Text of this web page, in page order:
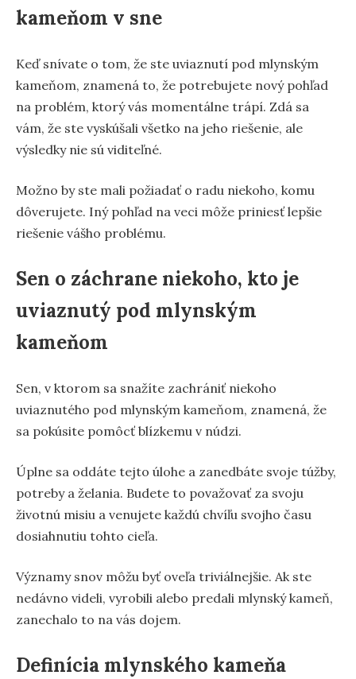
kameňom v sne
Keď snívate o tom, že ste uviaznutí pod mlynským
kameňom, znamená to, že potrebujete nový pohľad
na problém, ktorý vás momentálne trápí. Zdá sa
vám, že ste vyskúšali všetko na jeho riešenie, ale
výsledky nie sú viditeľné.
Možno by ste mali požiadať o radu niekoho, komu
dôverujete. Iný pohľad na veci môže priniesť lepšie
riešenie vášho problému.
Sen o záchrane niekoho, kto je
uviaznutý pod mlynským
kameňom
Sen, v ktorom sa snažíte zachrániť niekoho
uviaznutého pod mlynským kameňom, znamená, že
sa pokúsite pomôcť blízkemu v núdzi.
Úplne sa oddáte tejto úlohe a zanedbáte svoje túžby,
potreby a želania. Budete to považovať za svoju
životnú misiu a venujete každú chvíľu svojho času
dosiahnutiu tohto cieľa.
Významy snov môžu byť oveľa triviálnejšie. Ak ste
nedávno videli, vyrobili alebo predali mlynský kameň,
zanechalo to na vás dojem.
Definícia mlynského kameňa